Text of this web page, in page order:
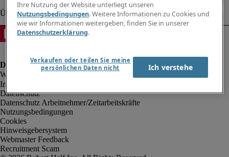
Impressum
Datenschutz
Datenschutz Arbeitnehmer/Zeitarbeitskräfte
Nutzungsbedingungen
Cookies
Hinweisgebersystem
Webmaster Feedback
Recruitment Scam
Ihre Nutzung der Website unterliegt unseren
Nutzungsbedingungen. Weitere Informationen zu Cookies und
wie wir Informationen weitergeben, finden Sie in unserer
Datenschutzerklärung.
Verkaufen oder teilen Sie meine
persönlichen Daten nicht
Ich verstehe